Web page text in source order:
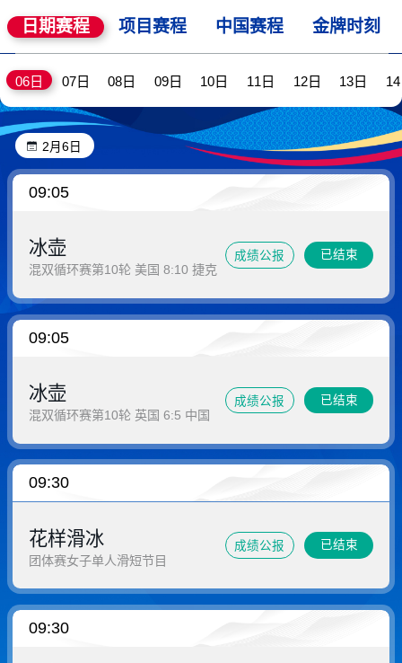
日期赛程 项目赛程 中国赛程 金牌时刻
06日 07日 08日 09日 10日 11日 12日 13日
2月6日
09:05
冰壶
混双循环赛第10轮 美国 8:10 捷克
成绩公报 已结束
09:05
冰壶
混双循环赛第10轮 英国 6:5 中国
成绩公报 已结束
09:30
花样滑冰
团体赛女子单人滑短节目
成绩公报 已结束
09:30